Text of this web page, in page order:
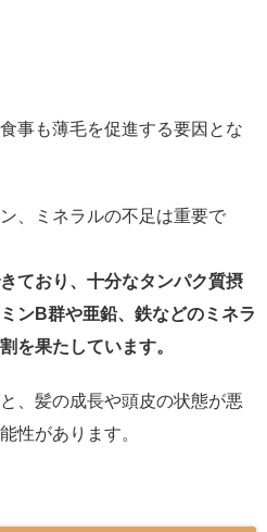
事も薄毛を促進する要因とな
、ミネラルの不足は重要で
ており、十分なタンパク質摂
ンB群や亜鉛、鉄などのミネラ
を果たしています。
、髪の成長や頭皮の状態が悪
性があります。